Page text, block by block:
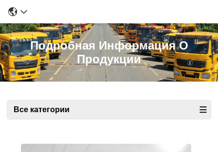
Подробная Информация О
Продукции
Все категории